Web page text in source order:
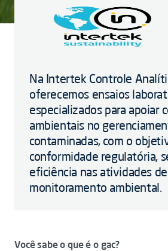
Na Intertek Controle
oferecemos ensaios
especializados para apoiar
ambientais no
contaminadas, com o
conformidade regulatória,
eficiência nas atividades
monitoramento ambiental.
Você sabe o que é o gac?